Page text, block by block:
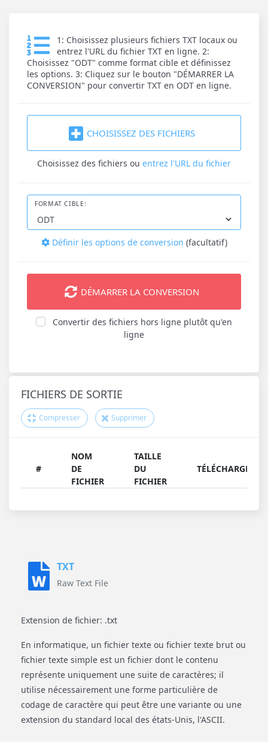
1: Choisissez plusieurs fichiers TXT locaux ou
entrez l'URL du fichier TXT en ligne. 2:
Choisissez "ODT" comme format cible et définissez
les options. 3: Cliquez sur le bouton "DÉMARRER LA
CONVERSION" pour convertir TXT en ODT en ligne.
CHOISISSEZ DES FICHIERS
Choisissez des fichiers ou entrez l'URL du fichier
FORMAT CIBLE:
Définir les options de conversion (facultatif)
DÉMARRER LA CONVERSION
Convertir des fichiers hors ligne plutôt qu'en
ligne
FICHIERS DE SORTIE
Compresser Supprimer
#
NOM
DE
FICHIER
TAILLE
DU
FICHIER
TÉLÉCHARGER
TXT
Raw Text File
Extension de fichier: .txt
En informatique, un fichier texte ou fichier texte brut ou
fichier texte simple est un fichier dont le contenu
représente uniquement une suite de caractères; il
utilise nécessairement une forme particulière de
codage de caractère qui peut être une variante ou une
extension du standard local des états-Unis, l'ASCII.